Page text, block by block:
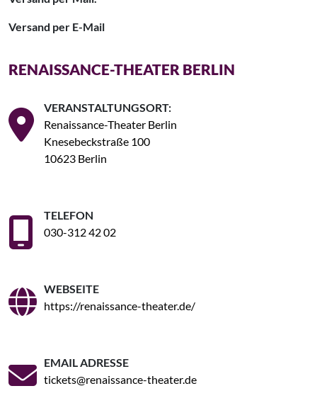
Versand per E-Mail
RENAISSANCE-THEATER BERLIN
VERANSTALTUNGSORT:
Renaissance-Theater Berlin
Knesebeckstraße 100
10623 Berlin
TELEFON
030-312 42 02
WEBSEITE
https://renaissance-theater.de/
EMAIL ADRESSE
tickets@renaissance-theater.de